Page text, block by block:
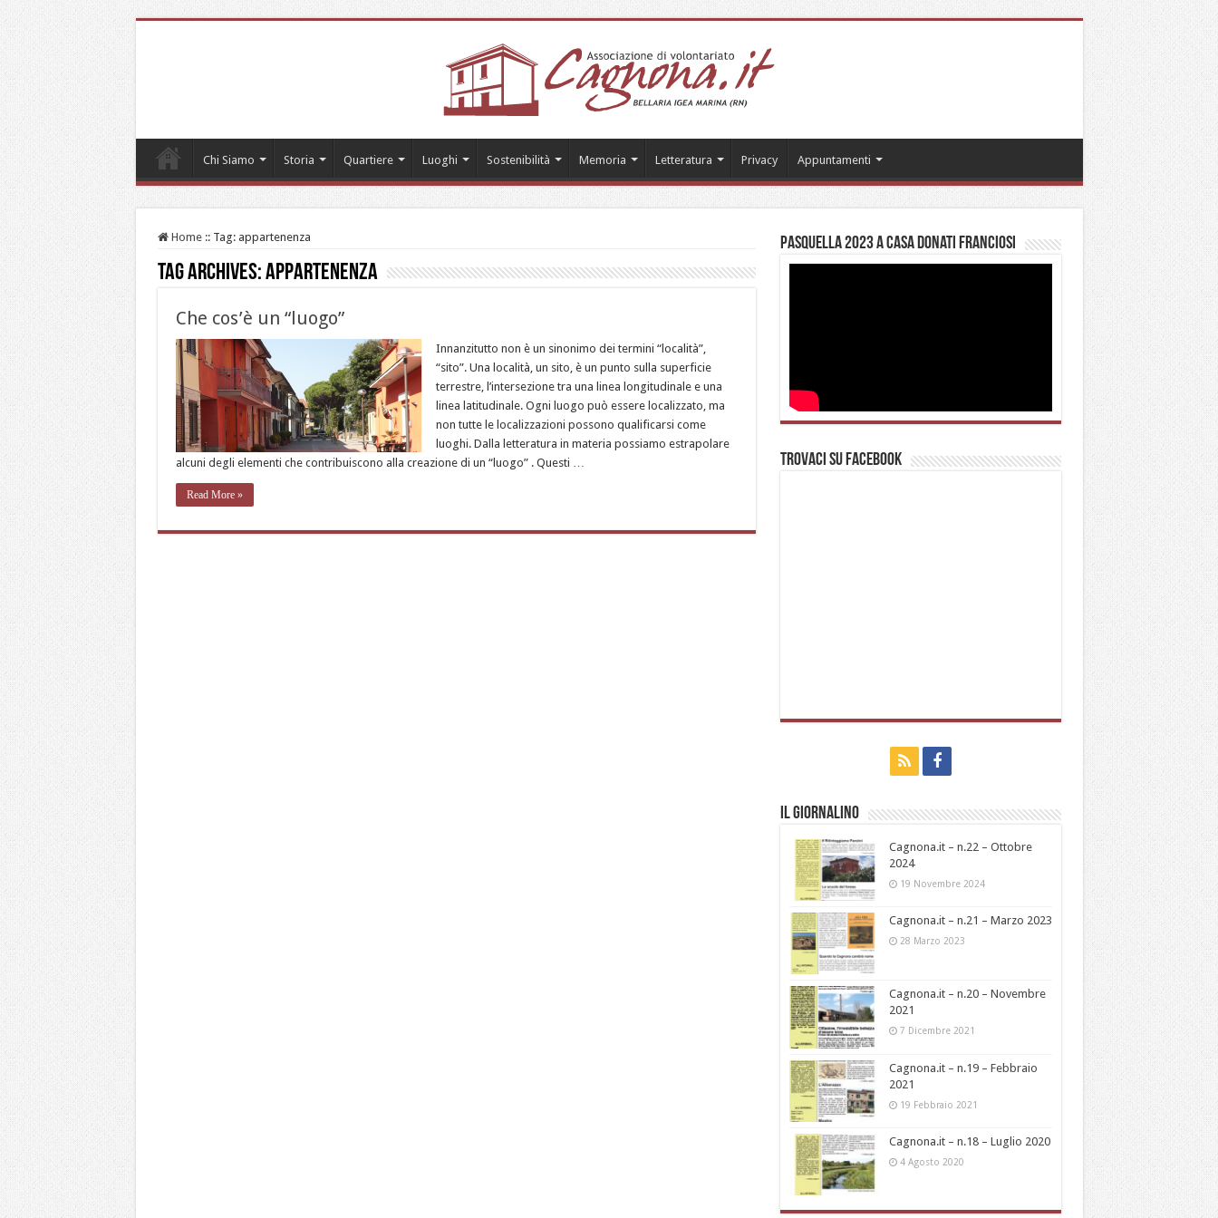
Chi Siamo Storia Quartiere Luoghi Sostenibilità Memoria Letteratura Privacy Appuntamenti
Home :: Tag: appartenenza
Tag Archives:appartenenza
Che cos’è un “luogo”
Innanzitutto non è un sinonimo dei termini “località”,
“sito”. Una località, un sito, è un punto sulla superficie
terrestre, l’intersezione tra una linea longitudinale e una
linea latitudinale. Ogni luogo può essere localizzato, ma
non tutte le localizzazioni possono qualificarsi come
luoghi. Dalla letteratura in materia possiamo estrapolare
alcuni degli elementi che contribuiscono alla creazione di un “luogo” . Questi …
Read More »
Pasquella 2023 a casa Donati Franciosi
Trovaci su Facebook
Il Giornalino
Cagnona.it – n.22 – Ottobre
2024
19 Novembre 2024
Cagnona.it – n.21 – Marzo 2023
28 Marzo 2023
Cagnona.it – n.20 – Novembre
2021
7 Dicembre 2021
Cagnona.it – n.19 – Febbraio
2021
19 Febbraio 2021
Cagnona.it – n.18 – Luglio 2020
4 Agosto 2020